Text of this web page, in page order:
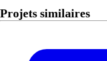
Projets similaires